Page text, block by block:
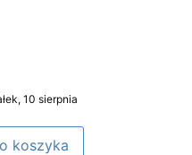
10 sierpnia
koszyka